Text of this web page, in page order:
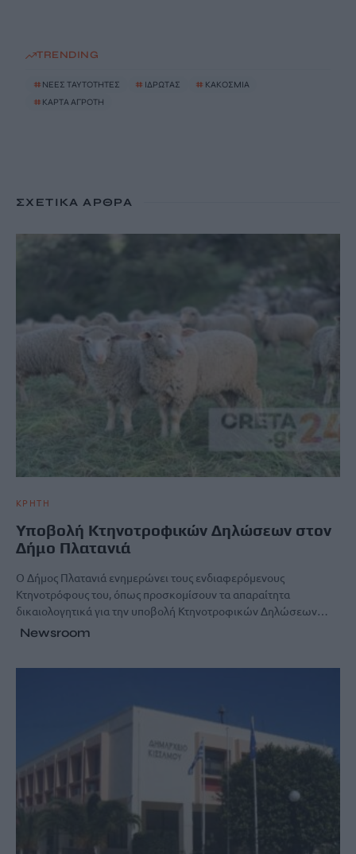
TRENDING
# ΝΕΕΣ ΤΑΥΤΟΤΗΤΕΣ # ΙΔΡΩΤΑΣ # ΚΑΚΟΣΜΙΑ
# ΚΑΡΤΑ ΑΓΡΟΤΗ
ΣΧΕΤΙΚΆ ΆΡΘΡΑ
ΚΡΗΤΗ
Υποβολή Κτηνοτροφικών Δηλώσεων στον
Δήμο Πλατανιά
Ο Δήμος Πλατανιά ενημερώνει τους ενδιαφερόμενους
Κτηνοτρόφους του, όπως προσκομίσουν τα απαραίτητα
δικαιολογητικά για την υποβολή Κτηνοτροφικών Δηλώσεων…
Newsroom